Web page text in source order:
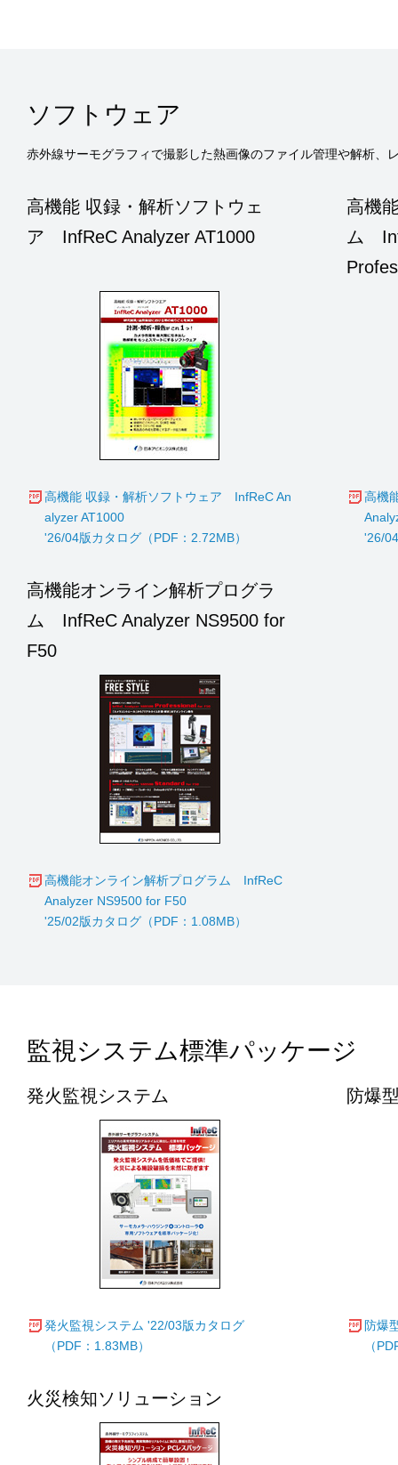
ソフトウェア
赤外線サーモグラフィで撮影した熱画像のファイル管理や解析、
高機能 収録・解析ソフトウェ
ア InfReC Analyzer AT1000
高機能 収録・解析ソフトウェア InfReC An
alyzer AT1000
'26/04版カタログ（PDF：2.72MB）
高機
ム
高機
'26/
高機能オンライン解析プログラ
ム InfReC Analyzer NS9500 for
F50
高機能オンライン解析プログラム InfReC
Analyzer NS9500 for F50
'25/02版カタログ（PDF：1.08MB）
監視システム標準パッケージ
発火監視システム
発火監視システム '22/03版カタログ
（PDF：1.83MB）
防爆
防爆
（
火災検知ソリューション